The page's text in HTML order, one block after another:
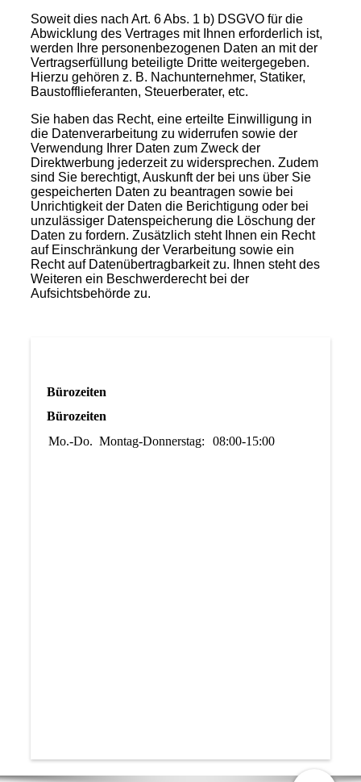
Soweit dies nach Art. 6 Abs. 1 b) DSGVO für die
Abwicklung des Vertrages mit Ihnen erforderlich ist,
werden Ihre personenbezogenen Daten an mit der
Vertragserfüllung beteiligte Dritte weitergegeben.
Hierzu gehören z. B. Nachunternehmer, Statiker,
Baustofflieferanten, Steuerberater, etc.
Sie haben das Recht, eine erteilte Einwilligung in
die Datenverarbeitung zu widerrufen sowie der
Verwendung Ihrer Daten zum Zweck der
Direktwerbung jederzeit zu widersprechen. Zudem
sind Sie berechtigt, Auskunft der bei uns über Sie
gespeicherten Daten zu beantragen sowie bei
Unrichtigkeit der Daten die Berichtigung oder bei
unzulässiger Datenspeicherung die Löschung der
Daten zu fordern. Zusätzlich steht Ihnen ein Recht
auf Einschränkung der Verarbeitung sowie ein
Recht auf Datenübertragbarkeit zu. Ihnen steht des
Weiteren ein Beschwerderecht bei der
Aufsichtsbehörde zu.
Bürozeiten
Bürozeiten
Mo.-Do. Montag-Donnerstag: 08:00-15:00